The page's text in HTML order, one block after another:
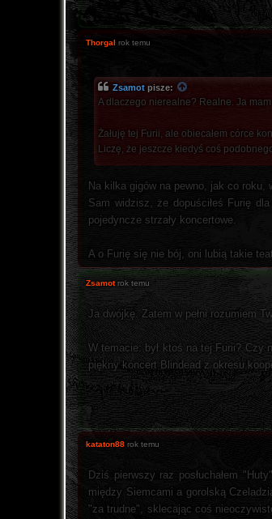
Thorgal rok temu
Zsamot pisze:
A dlaczego nierealne? Realne. Ja
Żałuję tej Furii, ale obiecałem córce
Liczę, że jeszcze kiedyś coś
Na kilka gigów na pewno, jak co
Sam widzisz, że dopuściłeś Furię
pojedyncze strzały koncertowe.
A o Furię się nie bój, oni lubią takie
Zsamot rok temu
Ja dwójkę. Zatem w pełni rozumiem
W temacie: był ktoś na tej Furii? Czy
piękny koncert Blindead z okresu
kataton88 rok temu
Dziś pierwszy raz posłuchałem
między Siemcami a gorolską
"za trudne", sklecając coś